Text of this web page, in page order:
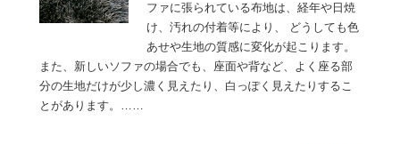
ファに張られている布地は、経年や日焼
け、汚れの付着等により、 どうしても色
あせや生地の質感に変化が起こります。
また、新しいソファの場合でも、座面や背など、よく座る部
分の生地だけが少し濃く見えたり、白っぽく見えたりするこ
とがあります。……